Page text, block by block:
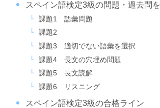
スペイン語検定3級の問題・過去問
課題1 語彙問題
課題2
課題3 適切でない語彙を選択
課題4 長文の穴埋め問題
課題5 長文読解
課題6 リスニング
スペイン語検定3級の合格ライン